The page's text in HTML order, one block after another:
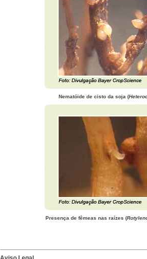
Nematóide de cisto da soja (
Presença de fêmeas nas raízes (